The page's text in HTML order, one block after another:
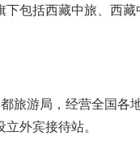
包括西藏中旅、西
旅游局，经营全国各
外宾接待站。